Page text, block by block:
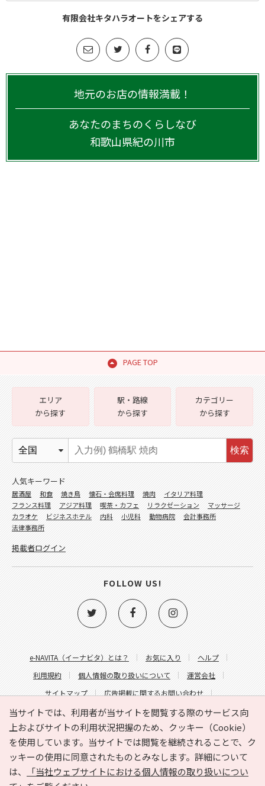
有限会社キタハラオートをシェアする
地元のお店の情報満載！
あなたのまちのくらしなび
和歌山県紀の川市
PAGE TOP
当サイトでは、利用者が当サイトを閲覧する際のサービス向
上およびサイトの利用状況把握のため、クッキー（Cookie）
を使用しています。当サイトでは閲覧を継続されることで、ク
ッキーの使用に同意されたものとみなします。詳細について
は、
「当社ウェブサイトにおける個人情報の取り扱いについ
e-NAVITA（イーナビタ）とは？ お気に入り
ヘルプ
利用規約
個人情報の取り扱いについて
運営会社
サイトマップ
広告掲載に関するお問い合わせ
サイトの内容に関するお問い合わせ
エリア
から探す
駅・路線
から探す
カテゴリー
から探す
検索
人気キーワード
居酒屋 和食 焼き鳥 懐石・会席料理 焼肉
イタリア料理
フランス料理
アジア料理 喫茶・カフェ リラクゼーション
マッサージ
カラオケ
ビジネスホテル 内科 小児科 動物病院
会計事務所
法律事務所
掲載者ログイン
FOLLOW US!